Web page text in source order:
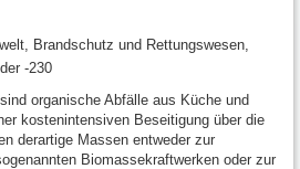
Brandschutz und Rettungswesen,
-230
organische Abfälle aus Küche und
kostenintensiven Beseitigung über die
derartige Massen entweder zur
Biomassekraftwerken oder zur